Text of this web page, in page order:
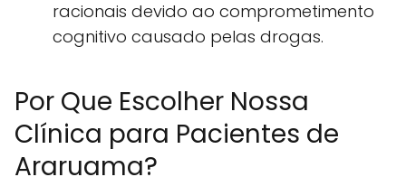
racionais devido ao comprometimento
cognitivo causado pelas drogas.
Por Que Escolher Nossa
Clínica para Pacientes de
Araruama?